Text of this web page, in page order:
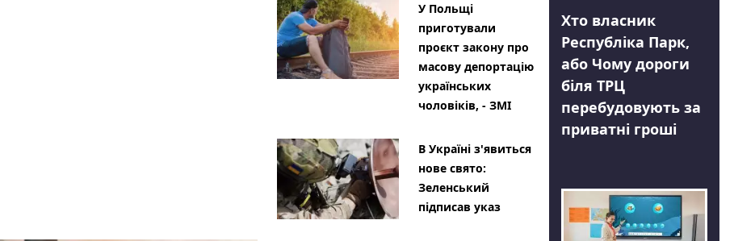
У Польщі
приготували
проєкт закону про
масову депортацію
українських
чоловіків, - ЗМІ
В Україні з'явиться
нове свято:
Зеленський
підписав указ
Хто власник
Республіка Парк,
або Чому дороги
біля ТРЦ
перебудовують за
приватні гроші